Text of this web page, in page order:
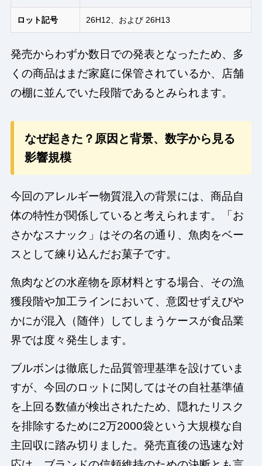
ロット記号 26H12、および 26H13
発売からわずか数日での発表となったため、多
くの商品はまだ家庭に保管されているか、店舗
の棚に並んでいた段階であるとみられます。
なぜ起きた？原因と背景、数字から見る
影響規模
今回のアレルギー物質混入の背景には、商品自
体の特性が関係していると考えられます。「お
さかなスナック」はその名の通り、魚肉をベー
スとして練り込んだお菓子です。
魚肉などの水産物を原材料とする場合、その漁
獲段階や加工ラインにおいて、意図せずえびや
かにが混入（随伴）してしまうケースが食品業
界では度々発生します。
ブルボンは徹底した品質管理基準を設けていま
すが、今回のロットに関してはその自社基準値
を上回る数値が検出されたため、隠れたリスク
を排除するために2万2000袋という大規模な自
主回収に踏み切りました。発売直後の迅速な対